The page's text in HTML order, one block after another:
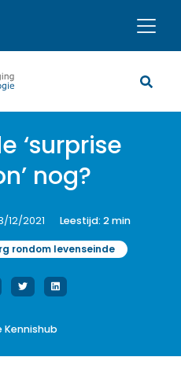
‘surprise
nog?
12/2021 Leestijd: 2min
rondom levenseinde
Kennishub